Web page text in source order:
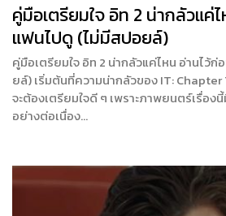
คู่มือเตรียมใจ อิท 2 น่ากลัวแค่
แฟนไปดู (ไม่มีสปอยล์)
คู่มือเตรียมใจ อิท 2 น่ากลัวแค่ไหน อ่านไว้
ยล์) เริ่มต้นที่ความน่ากลัวของ IT:
จะต้องเตรียมใจดี ๆ เพราะภาพยนตร์เรื่อง
อย่างต่อเนื่อง…